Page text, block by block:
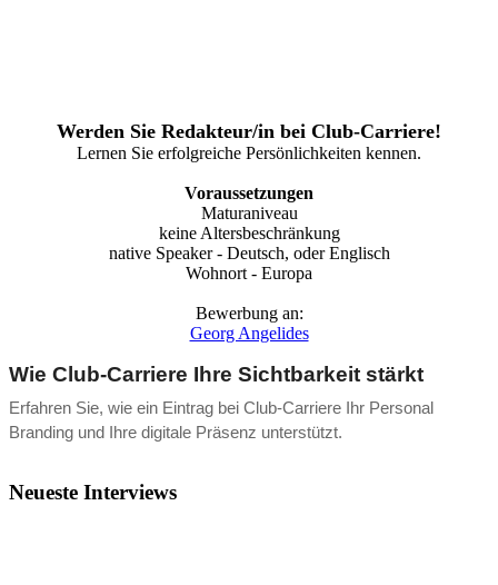
Werden Sie Redakteur/in bei Club-Carriere!
Lernen Sie erfolgreiche Persönlichkeiten kennen.
Voraussetzungen
Maturaniveau
keine Altersbeschränkung
native Speaker - Deutsch, oder Englisch
Wohnort - Europa
Bewerbung an:
Georg Angelides
Wie Club-Carriere Ihre Sichtbarkeit stärkt
Erfahren Sie, wie ein Eintrag bei Club-Carriere Ihr Personal
Branding und Ihre digitale Präsenz unterstützt.
▶
Neueste Interviews